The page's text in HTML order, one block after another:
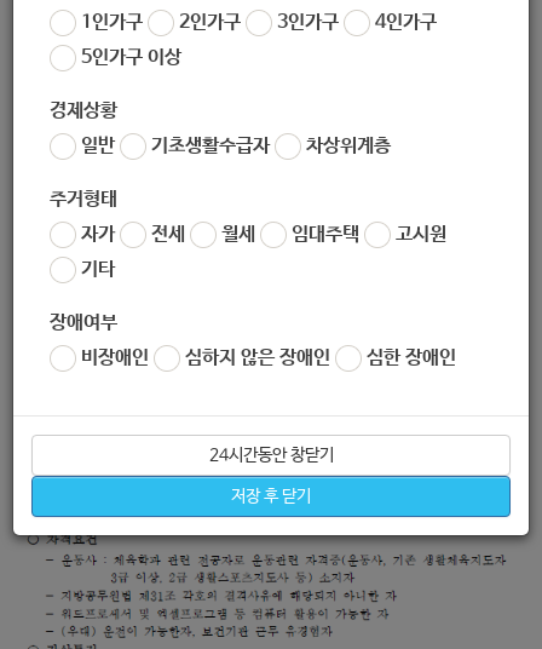
1인가구
2인가구 3인가구
4인가구
5인가구 이상
경제상황
일반
기초생활수급자 차상위계층
주거형태
자가
전세 월세 임대주택
고시원
기타
장애여부
비장애인
심하지 않은 장애인 심한 장애인
24시간동안 창닫기
저장 후 닫기